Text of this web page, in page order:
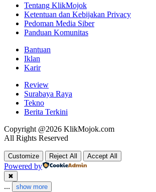
Tentang KlikMojok
Ketentuan dan Kebijakan Privacy
Pedoman Media Siber
Panduan Komunitas
Bantuan
Iklan
Karir
Review
Surabaya Raya
Tekno
Berita Terkini
Copyright @2026 KlikMojok.com
All Rights Reserved
Customize Reject All Accept All
Powered by
✖
... show more